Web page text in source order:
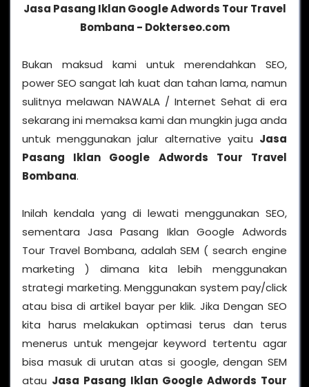
Jasa Pasang Iklan Google Adwords Tour Travel
Bombana - Dokterseo.com
Bukan maksud kami untuk merendahkan SEO,
power SEO sangat lah kuat dan tahan lama, namun
sulitnya melawan NAWALA / Internet Sehat di era
sekarang ini memaksa kami dan mungkin juga anda
untuk menggunakan jalur alternative yaitu Jasa
Pasang Iklan Google Adwords Tour Travel
Bombana.
Inilah kendala yang di lewati menggunakan SEO,
sementara Jasa Pasang Iklan Google Adwords
Tour Travel Bombana, adalah SEM ( search engine
marketing ) dimana kita lebih menggunakan
strategi marketing. Menggunakan system pay/click
atau bisa di artikel bayar per klik. Jika Dengan SEO
kita harus melakukan optimasi terus dan terus
menerus untuk mengejar keyword tertentu agar
bisa masuk di urutan atas si google, dengan SEM
atau Jasa Pasang Iklan Google Adwords Tour